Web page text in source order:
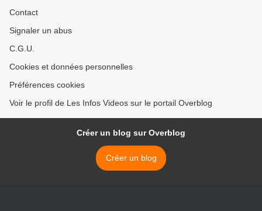
Contact
Signaler un abus
C.G.U.
Cookies et données personnelles
Préférences cookies
Voir le profil de Les Infos Videos sur le portail Overblog
Créer un blog sur Overblog
Créer un blog